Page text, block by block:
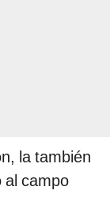
la también
al campo